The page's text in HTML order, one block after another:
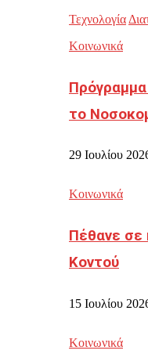
Τεχνολογία
Κοινωνικά
το
29 Ιουλίου
Κοινωνικά
Πέθανε σε
Κοντού
15 Ιουλίου
Κοινωνικά